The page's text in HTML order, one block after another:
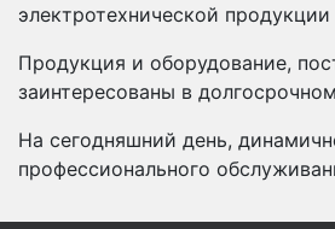
электротехнической
Продукция и оборудование,
заинтересованы в
На сегодняшний день,
профессионального